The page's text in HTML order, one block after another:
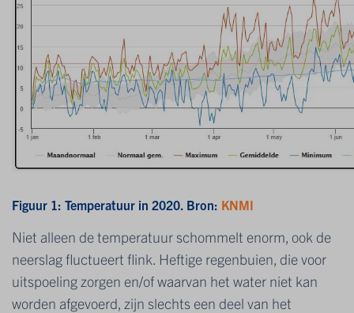
Figuur 1: Temperatuur in 2020. Bron: KNMI
Niet alleen de temperatuur schommelt enorm, ook de
neerslag fluctueert flink. Heftige regenbuien, die voor
uitspoeling zorgen en/of waarvan het water niet kan
worden afgevoerd, zijn slechts een deel van het